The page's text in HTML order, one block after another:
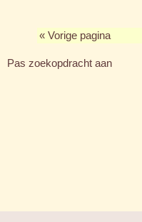
« Vorige pagina
Pas zoekopdracht aan